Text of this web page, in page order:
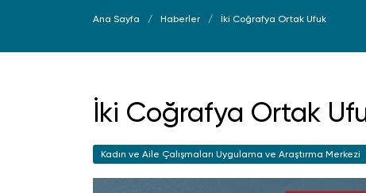
Ana Sayfa Haberler İki Coğrafya Ortak Ufuk
İki Coğrafya Ortak
Kadın ve Aile Çalışmaları Uygulama ve Araştırma Merkezi